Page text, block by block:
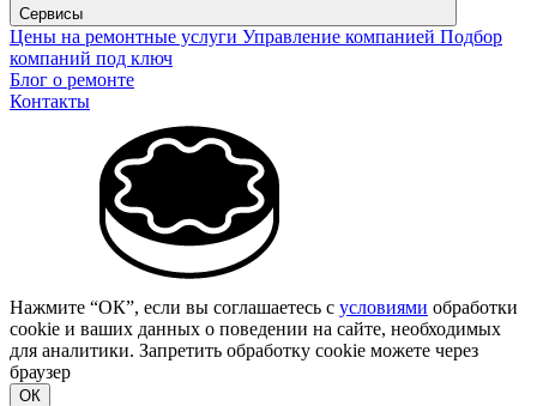
Сервисы
Цены на ремонтные услуги Управление компанией Подбор
компаний под ключ
Блог о ремонте
Контакты
Нажмите “ОК”, если вы соглашаетесь с условиями обработки
cookie и ваших данных о поведении на сайте, необходимых
для аналитики. Запретить обработку cookie можете через
браузер
ОК